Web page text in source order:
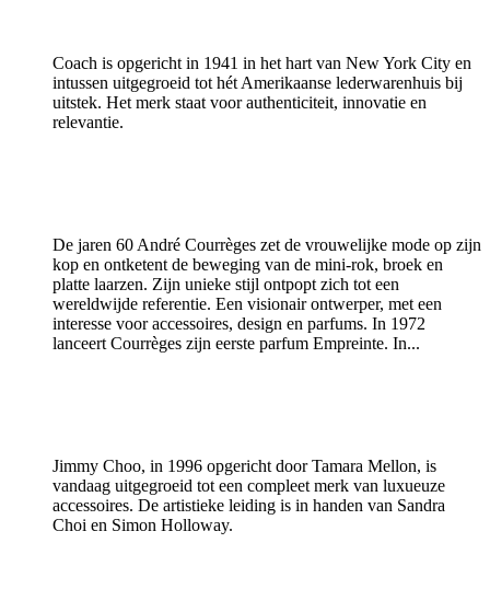
Coach is opgericht in 1941 in het hart van New York City en
intussen uitgegroeid tot hét Amerikaanse lederwarenhuis bij
uitstek. Het merk staat voor authenticiteit, innovatie en
relevantie.
De jaren 60 André Courrèges zet de vrouwelijke mode op zijn
kop en ontketent de beweging van de mini-rok, broek en
platte laarzen. Zijn unieke stijl ontpopt zich tot een
wereldwijde referentie. Een visionair ontwerper, met een
interesse voor accessoires, design en parfums. In 1972
lanceert Courrèges zijn eerste parfum Empreinte. In...
Jimmy Choo, in 1996 opgericht door Tamara Mellon, is
vandaag uitgegroeid tot een compleet merk van luxueuze
accessoires. De artistieke leiding is in handen van Sandra
Choi en Simon Holloway.